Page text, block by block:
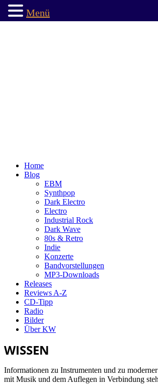
Home
Blog
EBM
Synthpop
Dark Electro
Electro
Industrial Rock
Dark Wave
80s & Retro
Indie
Konzerte
Bandvorstellungen
MP3-Downloads
Releases
Reviews A-Z
CD-Tipp
Radio
Bilder
Über KW
WISSEN
Informationen zu Instrumenten und zu
mit Musik und dem Auflegen in Verbindung
Menü